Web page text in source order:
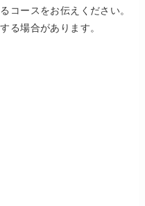
コースをお伝えください。
る場合があります。